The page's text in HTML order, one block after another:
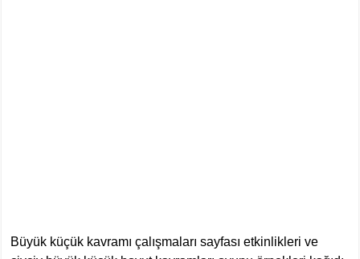
Büyük küçük kavramı çalışmaları sayfası etkinlikleri ve